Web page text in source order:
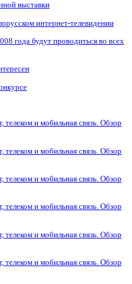
выставки
интернет-телевидении
года будут проводиться во всех
и мобильная связь. Обзор
и мобильная связь. Обзор
и мобильная связь. Обзор
и мобильная связь. Обзор
и мобильная связь. Обзор
и мобильная связь. Обзор